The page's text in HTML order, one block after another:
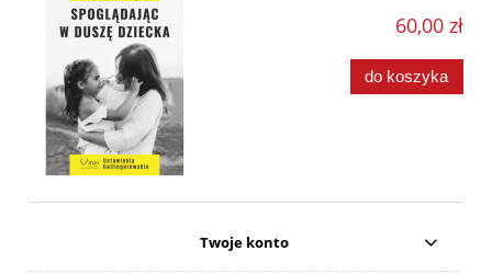
60,00 zł
do koszyka
Twoje konto